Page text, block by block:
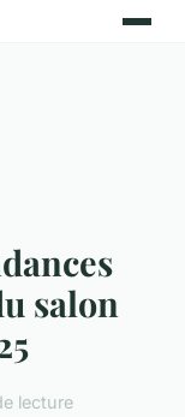
salon
lecture